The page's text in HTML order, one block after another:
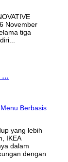
November
tiga
…
yang lebih
IKEA
dalam
dengan